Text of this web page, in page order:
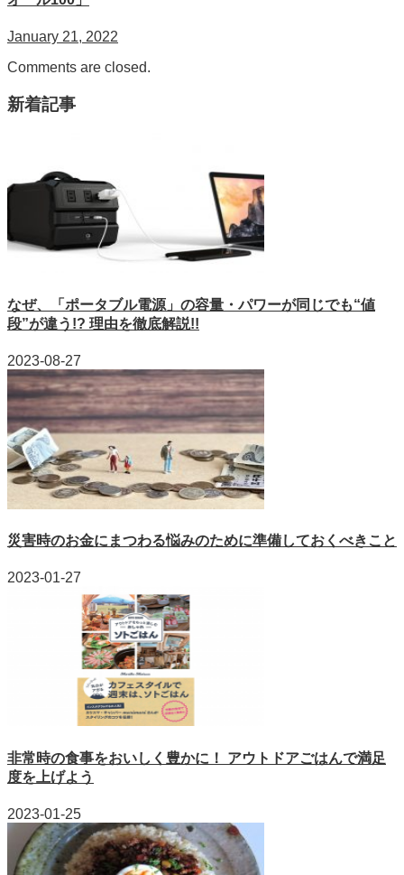
January 21, 2022
Comments are closed.
新着記事
なぜ、「ポータブル電源」の容量・パワーが同じでも“値
段”が違う!? 理由を徹底解説!!
2023-08-27
災害時のお金にまつわる悩みのために準備しておくべきこと
2023-01-27
非常時の食事をおいしく豊かに！ アウトドアごはんで満足
度を上げよう
2023-01-25